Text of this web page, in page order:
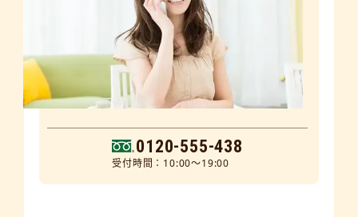
0120-555-438
受付時間：10:00～19:00